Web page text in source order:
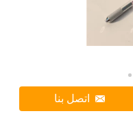
اتصل بنا